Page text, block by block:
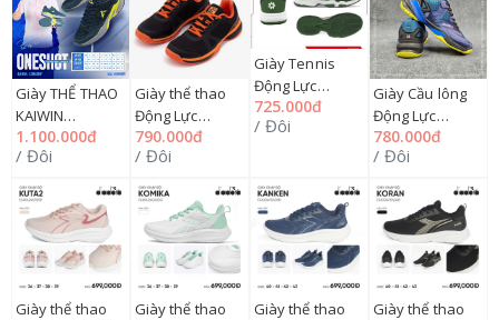
Giày THỂ THAO
KAIWIN
ONESHOT
36=>44, 283G
NY1299
1.100.000đ
/ Đôi
Giày thể thao
Động Lực
JOGARBOLA
JG22098 nam
(Pickleball,
Tennis) 39=>44
09ĐL NY899
790.000đ
/ Đôi
Giày Tennis
Động Lực
JOGARBOLA
JG220822,
725.000đ
/ Đôi
Giày Cầu lông
Động Lực
JOGARBOLA
JG050923 PARU,
39=>44 09ĐL
NY885
780.000đ
/ Đôi
Giày thể thao
Giày thể thao
Giày thể thao
Giày thể thao